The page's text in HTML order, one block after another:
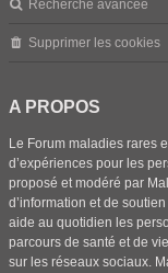
Recherche avancée
Supprimer les cookies
A PROPOS
Le Forum maladies rares
d’expériences pour les
proposé et modéré par
d’information et de
aide au quotidien les
parcours de santé et de
sur les réseaux sociaux.